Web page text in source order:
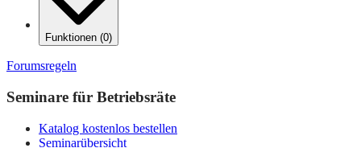
Funktionen (0)
Forumsregeln
Seminare für Betriebsräte
Katalog kostenlos bestellen
Seminarübersicht